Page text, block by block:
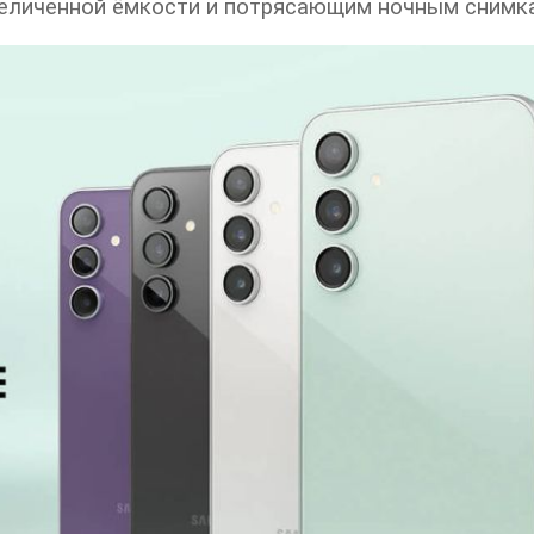
ёмкости и потрясающим ночным